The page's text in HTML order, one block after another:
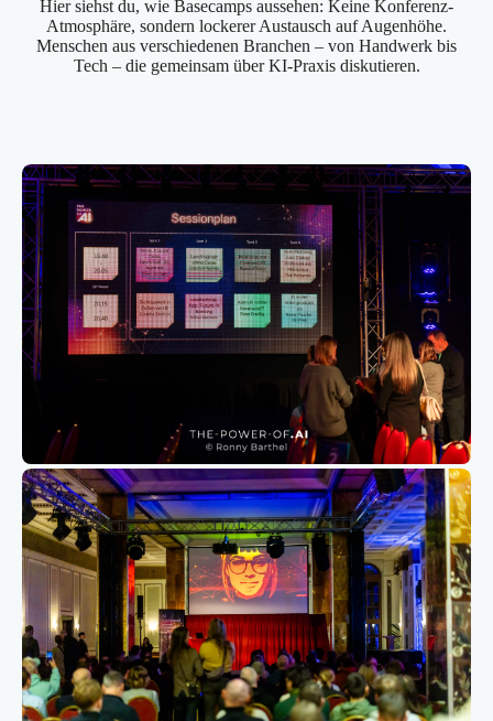
Hier siehst du, wie Basecamps aussehen: Keine Konferenz-
Atmosphäre, sondern lockerer Austausch auf Augenhöhe.
Menschen aus verschiedenen Branchen – von Handwerk bis
Tech – die gemeinsam über KI-Praxis diskutieren.